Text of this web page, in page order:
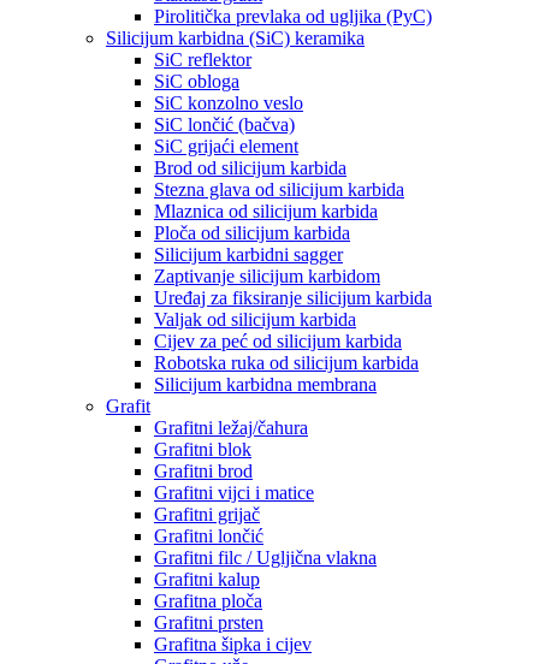
Pirolitička prevlaka od ugljika (PyC)
Silicijum karbidna (SiC) keramika
SiC reflektor
SiC obloga
SiC konzolno veslo
SiC lončić (bačva)
SiC grijaći element
Brod od silicijum karbida
Stezna glava od silicijum karbida
Mlaznica od silicijum karbida
Ploča od silicijum karbida
Silicijum karbidni sagger
Zaptivanje silicijum karbidom
Uređaj za fiksiranje silicijum karbida
Valjak od silicijum karbida
Cijev za peć od silicijum karbida
Robotska ruka od silicijum karbida
Silicijum karbidna membrana
Grafit
Grafitni ležaj/čahura
Grafitni blok
Grafitni brod
Grafitni vijci i matice
Grafitni grijač
Grafitni lončić
Grafitni filc / Ugljična vlakna
Grafitni kalup
Grafitna ploča
Grafitni prsten
Grafitna šipka i cijev